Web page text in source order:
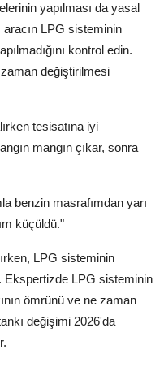
yapılması da yasal
LPG sisteminin
kontrol edin.
değiştirilmesi
tesisatına iyi
mangın çıkar, sonra
benzin masrafımdan yarı
küçüldü."
LPG sisteminin
Ekspertizde LPG sisteminin
ömrünü ve ne zaman
değişimi 2026'da